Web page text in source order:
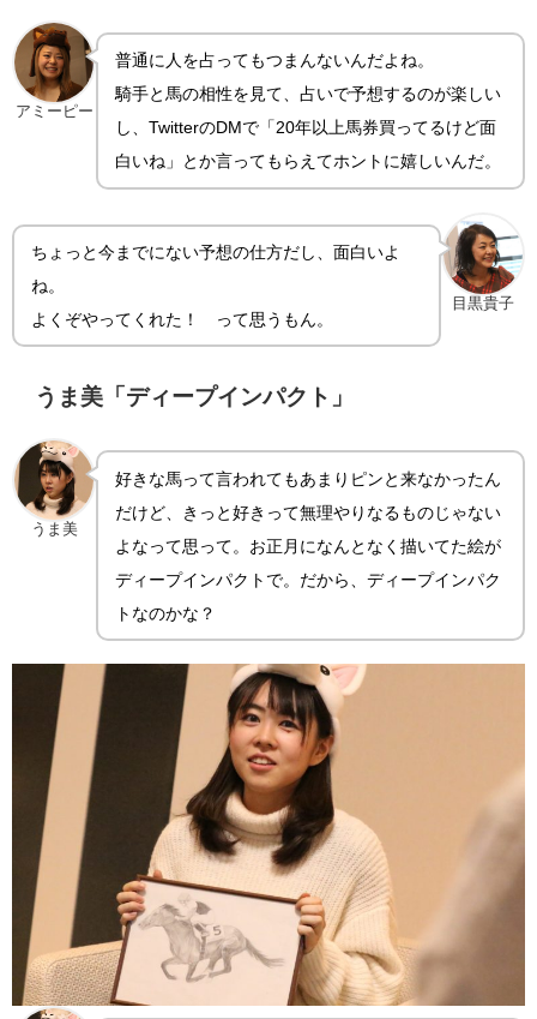
アミーピー
普通に人を占ってもつまんないんだよね。
騎手と馬の相性を見て、占いで予想するのが楽しい
し、TwitterのDMで「20年以上馬券買ってるけど面
白いね」とか言ってもらえてホントに嬉しいんだ。
目黒貴子
ちょっと今までにない予想の仕方だし、面白いよ
ね。
よくぞやってくれた！ って思うもん。
うま美「ディープインパクト」
うま美
好きな馬って言われてもあまりピンと来なかったん
だけど、きっと好きって無理やりなるものじゃない
よなって思って。お正月になんとなく描いてた絵が
ディープインパクトで。だから、ディープインパク
トなのかな？